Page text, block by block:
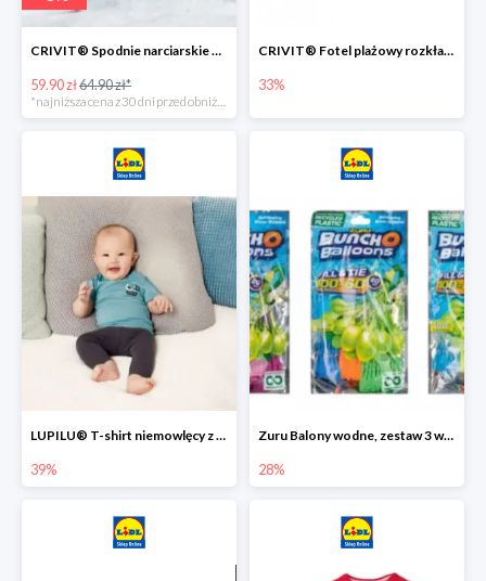
CRIVIT® Spodnie narciarskie dziewczęce
59.90 zł64.90 zł*
*najniższa cena z 30 dni przed obniżką
CRIVIT® Fotel plażowy rozkładany / Brodzik dziecięcy
33%
LUPILU® T-shirt niemowlęcy z biobawełny -39%
39%
Zuru Balony wodne, zestaw 3 wiązek -28%
28%